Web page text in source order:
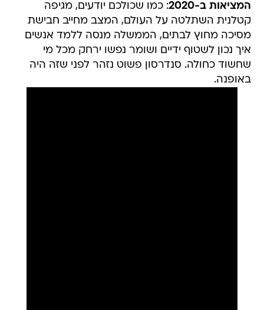
המציאות ב-2020
: כמו שכולכם יודעים, מגיפה
קטלנית השתלטה על העולם, המצב מחייב חבישת
מסיכה מחוץ לבתים, הממשלה מנסה ללמד אנשים
איך נכון לשטוף ידיים ושומר נפשו ירחק מכל מי
שחשוד כחולה. סנדרסון פשוט נזהר לפני שזה היה
באופנה.